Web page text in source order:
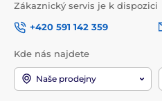
Zákaznický servis je k dispozici
+420 591 142 359
Kde nás najdete
Naše prodejny